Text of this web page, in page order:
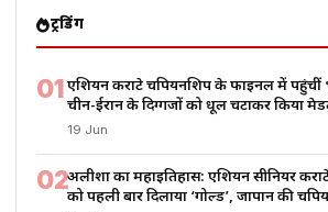
ट्रेंडिंग
01एशियन कराटे चैंपियनशिप के फाइनल में पहुंचीं
चीन-ईरान के दिग्गजों को धूल चटाकर किया
19 Jun
02अलीशा का महाइतिहास: एशियन सीनियर
को पहली बार दिलाया ‘गोल्ड’, जापान की